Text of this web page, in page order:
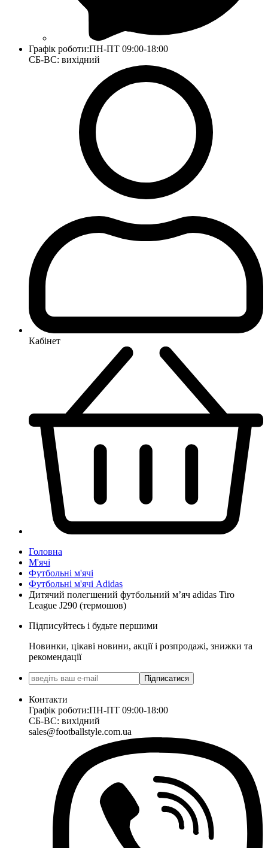
Графік роботи:ПН-ПТ 09:00-18:00
СБ-ВС: вихідний
Кабінет
Головна
М'ячі
Футбольні м'ячі
Футбольні м'ячі Adidas
Дитячий полегшений футбольний м’яч adidas Tiro
League J290 (термошов)
Підписуйтесь і будьте першими
Новинки, цікаві новини, акції і розпродажі, знижки та
рекомендації
Підписатися
Контакти
Графік роботи:ПН-ПТ 09:00-18:00
СБ-ВС: вихідний
sales@footballstyle.com.ua